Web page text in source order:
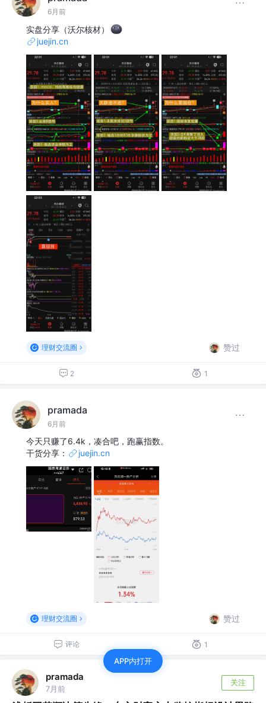
6月前
实盘分享（沃尔核材）
juejin.cn
理财交流圈 赞过
2 1
pramada
6月前
今天只赚了6.4k，凑合吧，跑赢指数。
干货分享：
juejin.cn
理财交流圈 赞过
评论 1
pramada
7月前
关注
APP内打开